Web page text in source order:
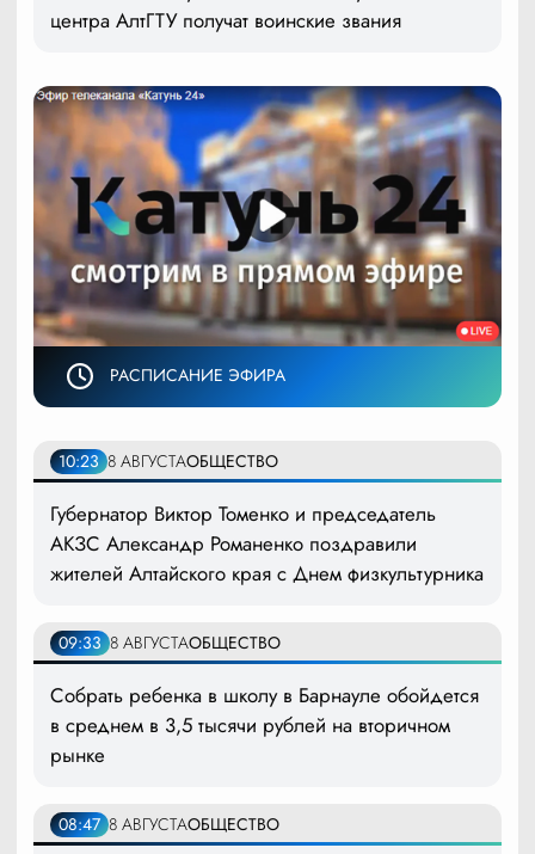
центра АлтГТУ получат воинские звания
РАСПИСАНИЕ ЭФИРА
10:23 8 АВГУСТАОБЩЕСТВО
Губернатор Виктор Томенко и председатель
АКЗС Александр Романенко поздравили
жителей Алтайского края с Днем физкультурника
09:33 8 АВГУСТАОБЩЕСТВО
Собрать ребенка в школу в Барнауле обойдется
в среднем в 3,5 тысячи рублей на вторичном
рынке
08:47 8 АВГУСТАОБЩЕСТВО